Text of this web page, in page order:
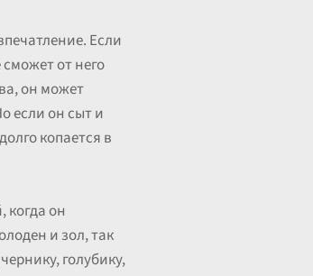
Если
от него
он может
если он сыт и
копается в
когда он
и зол, так
голубику,